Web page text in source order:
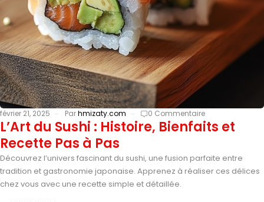
février 21, 2025 Parhmizaty.com 0 Commentaire
L’Art du Sushi : Histoire, Bienfaits et
Recette Pas à Pas
Découvrez l’univers fascinant du sushi, une fusion parfaite entre
tradition et gastronomie japonaise. Apprenez à réaliser ces délices
chez vous avec une recette simple et détaillée.